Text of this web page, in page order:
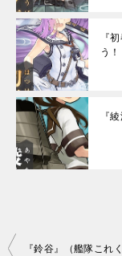
『
う！
『
投